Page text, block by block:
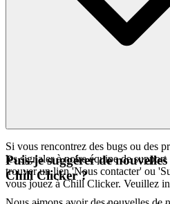
Si vous rencontrez des bugs ou des
les signaler à notre équipe de
trouver un lien 'Nous contacter' ou
vous jouez à Chill Clicker. Veuillez
Puis-je suggérer de
Chill Clicker ?